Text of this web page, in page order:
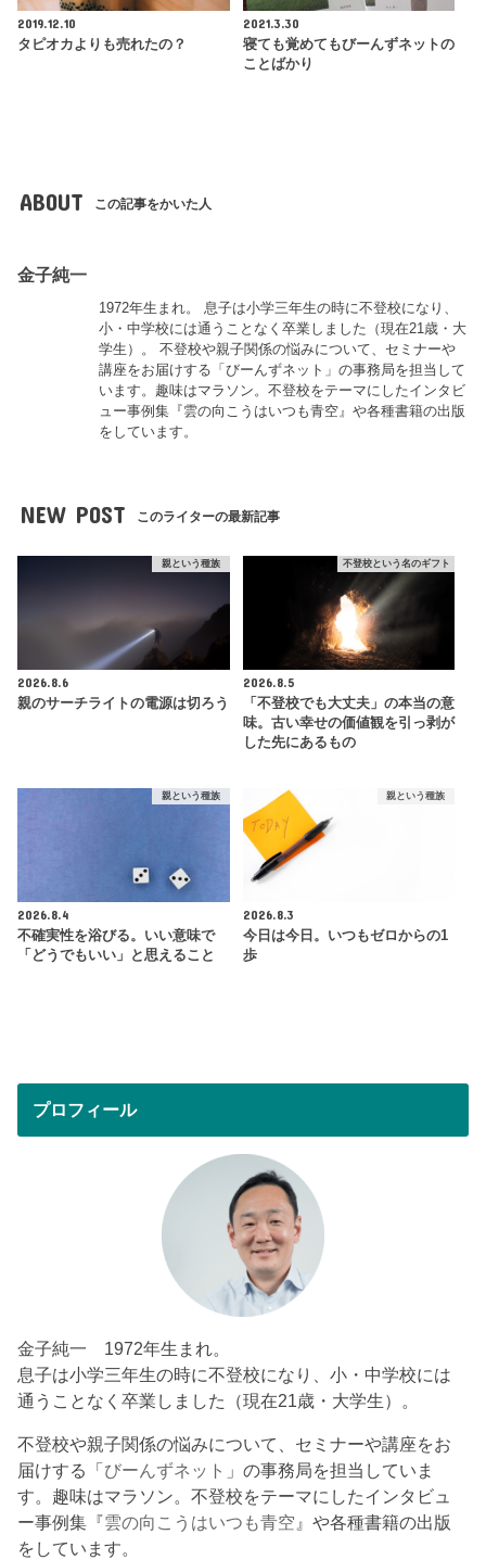
2019.12.10
タピオカよりも売れたの？
2021.3.30
寝ても覚めてもびーんずネットの
ことばかり
ABOUT この記事をかいた人
金子純一
1972年生まれ。 息子は小学三年生の時に不登校になり、
小・中学校には通うことなく卒業しました（現在21歳・大
学生）。 不登校や親子関係の悩みについて、セミナーや
講座をお届けする「びーんずネット」の事務局を担当して
います。趣味はマラソン。不登校をテーマにしたインタビ
ュー事例集『雲の向こうはいつも青空』や各種書籍の出版
をしています。
NEW POST このライターの最新記事
親という種族
2026.8.6
親のサーチライトの電源は切ろう
不登校という名のギフト
2026.8.5
「不登校でも大丈夫」の本当の意
味。古い幸せの価値観を引っ剥が
した先にあるもの
親という種族
2026.8.4
不確実性を浴びる。いい意味で
「どうでもいい」と思えること
親という種族
2026.8.3
今日は今日。いつもゼロからの1
歩
プロフィール
金子純一 1972年生まれ。
息子は小学三年生の時に不登校になり、小・中学校には
通うことなく卒業しました（現在21歳・大学生）。
不登校や親子関係の悩みについて、セミナーや講座をお
届けする「びーんずネット 」の事務局を担当していま
す。趣味はマラソン。不登校をテーマにしたインタビュ
ー事例集『雲の向こうはいつも青空 』や各種書籍の出版
をしています。